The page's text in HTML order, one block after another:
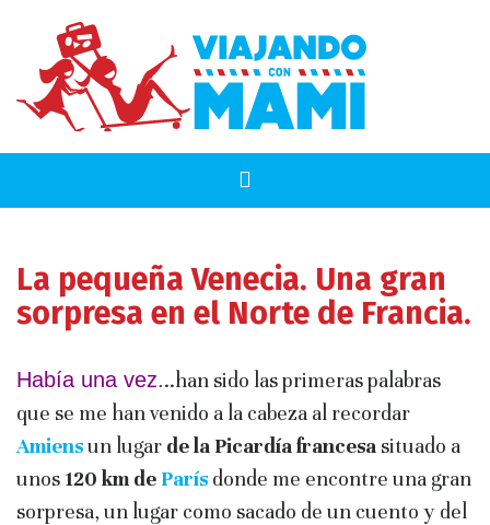
La pequeña Venecia. Una gran
sorpresa en el Norte de Francia.
Había una vez...han sido las primeras palabras
que se me han venido a la cabeza al recordar
Amiensun lugar de la Picardía francesa situado a
unos 120 km de París donde me encontre una gran
sorpresa, un lugar como sacado de un cuento y del